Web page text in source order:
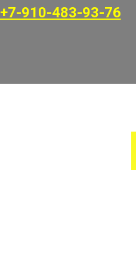
+7-910-483-93-76